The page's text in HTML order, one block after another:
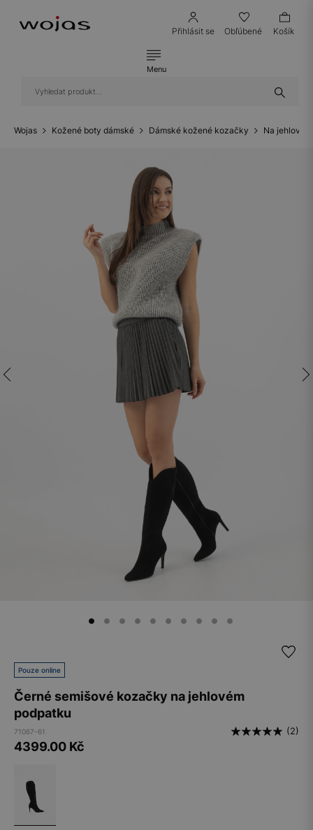
Přihlásit se Obľúbené Košík
Menu
Wojas Kožené boty dámské Dámské kožené kozačky Na
Pouze online
Černé semišové kozačky na jehlovém
podpatku
71067-61 (2)
4399.00 Kč